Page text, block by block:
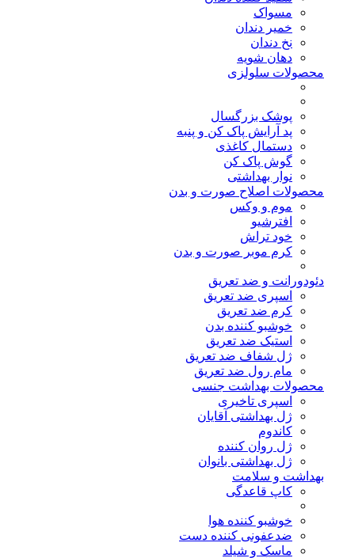
مسواک
خمیر دندان
نخ دندان
دهان شویه
محصولات سلولزی
پوشک بزرگسال
پد آرایش پاک کن و پنبه
دستمال کاغذی
گوش پاک کن
نوار بهداشتی
محصولات اصلاح صورت و بدن
موم و وکس
افترشیو
خود تراش
کرم موبر صورت و بدن
دئودورانت و ضد تعریق
اسپری ضد تعریق
کرم ضد تعریق
خوشبو کننده بدن
استیک ضد تعریق
ژل شفاف ضد تعریق
مام رول ضد تعریق
محصولات بهداشت جنسی
اسپری تاخیری
ژل بهداشتی آقایان
کاندوم
ژل روان کننده
ژل بهداشتی بانوان
بهداشت و سلامت
کاپ قاعدگی
خوشبو کننده هوا
ضدعفونی کننده دست
ماسک و شیلد